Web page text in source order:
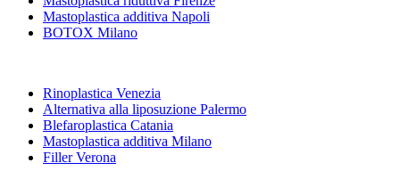
Mastoplastica additiva Napoli
BOTOX Milano
Rinoplastica Venezia
Alternativa alla liposuzione Palermo
Blefaroplastica Catania
Mastoplastica additiva Milano
Filler Verona